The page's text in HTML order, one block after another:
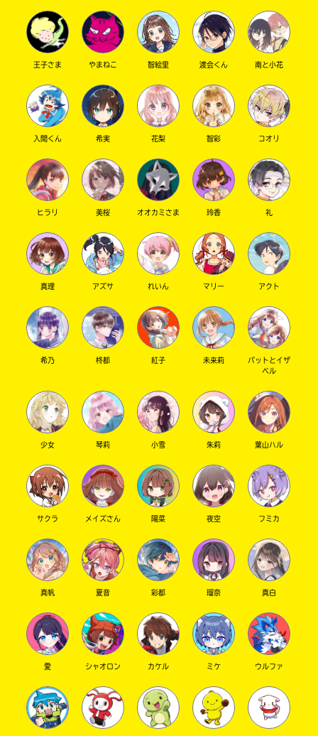
キーワードから探す
オフィシャルアカウント
SNSでシェアする
王子さま やまねこ 智絵里 渡会くん 南と小花
入間くん 希実 花梨 智彩 コオリ
ヒラリ 美桜 オオカミさま 玲香 礼
真理 アズサ れいん マリー アクト
希乃 柊都 紅子 未来莉
パットとイザ
ベル
少女 琴莉 小雪 朱莉 葉山ハル
サクラ メイズさん 陽菜 夜空 フミカ
真帆 夏音 彩都 瑠奈 真白
愛 シャオロン カケル ミケ ウルファ